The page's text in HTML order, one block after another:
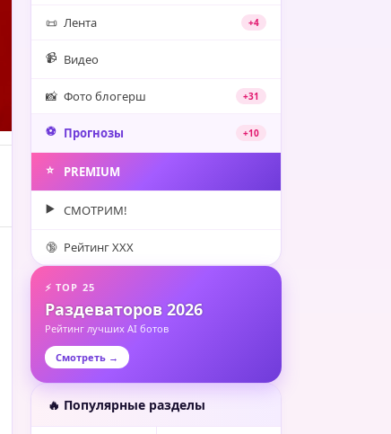
📜 Лента +4
📹 Видео
📸 Фото блогерш +31
⚽️ Прогнозы +10
⭐️ PREMIUM
▶️ СМОТРИМ!
🔞 Рейтинг XXX
⚡ TOP 25
Раздеваторов 2026
Рейтинг лучших AI ботов
Смотреть →
🔥 Популярные разделы